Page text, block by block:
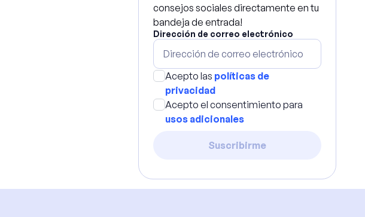
consejos sociales directamente en tu
bandeja de entrada!
Dirección de correo electrónico
Acepto las políticas de
privacidad
Acepto el consentimiento para
usos adicionales
Suscribirme